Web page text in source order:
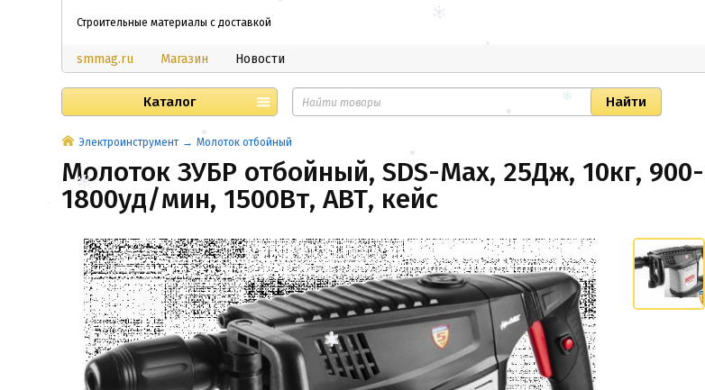
Строительные материалы с доставкой
smmag.ru Магазин Новости
Каталог
Электроинструмент Молоток отбойный
Молоток ЗУБР отбойный, SDS-Max, 25Дж, 10кг, 900-
1800уд/мин, 1500Вт, АВТ, кейс